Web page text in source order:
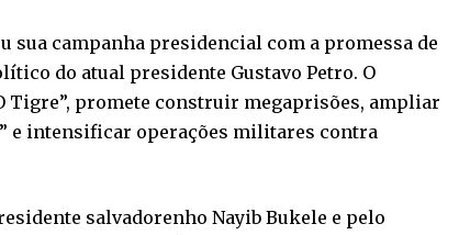
sua campanha presidencial com a promessa de
do atual presidente Gustavo Petro. O
Tigre”, promete construir megaprisões, ampliar
e intensificar operações militares contra
salvadorenho Nayib Bukele e pelo